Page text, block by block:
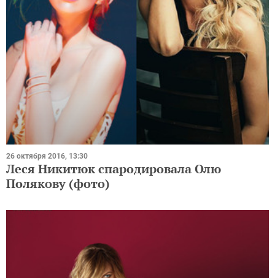
26 октября 2016, 13:30
Леся Никитюк спародировала Олю
Полякову (фото)